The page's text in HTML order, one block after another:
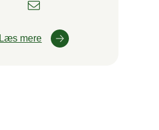
Læs mere